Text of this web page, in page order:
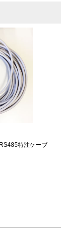
特注ケーブ